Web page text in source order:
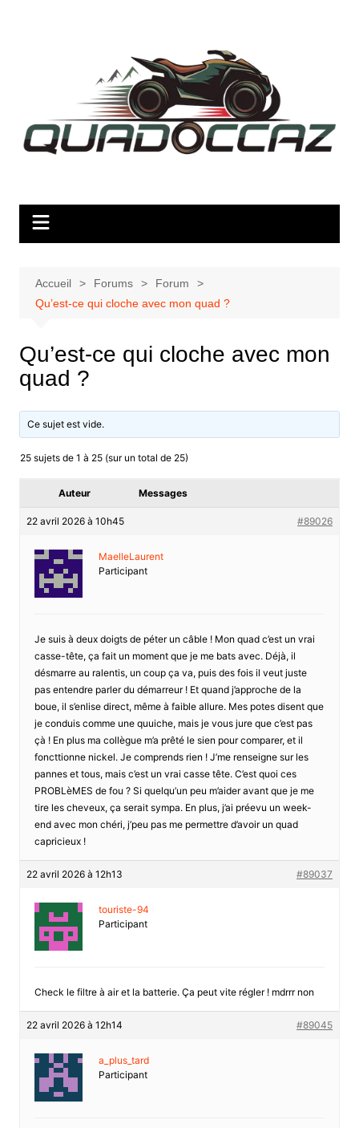
Accueil Forums
Forum
Qu’est-ce qui cloche avec mon quad ?
Qu’est-ce qui cloche avec mon
quad ?
Ce sujet est vide.
25 sujets de 1 à 25 (sur un total de 25)
Auteur Messages
22 avril 2026 à 10h45 #89026
MaelleLaurent
Participant
Je suis à deux doigts de péter un câble ! Mon quad c’est un vrai
casse-tête, ça fait un moment que je me bats avec. Déjà, il
désmarre au ralentis, un coup ça va, puis des fois il veut juste
pas entendre parler du démarreur ! Et quand j’approche de la
boue, il s’enlise direct, même à faible allure. Mes potes disent que
je conduis comme une quuiche, mais je vous jure que c’est pas
çà ! En plus ma collègue m’a prêté le sien pour comparer, et il
foncttionne nickel. Je comprends rien ! J’me renseigne sur les
pannes et tous, mais c’est un vrai casse tête. C’est quoi ces
PROBLèMES de fou ? Si quelqu’un peu m’aider avant que je me
tire les cheveux, ça serait sympa. En plus, j’ai préevu un week-
end avec mon chéri, j’peu pas me permettre d’avoir un quad
capricieux !
22 avril 2026 à 12h13 #89037
touriste-94
Participant
Check le filtre à air et la batterie. Ça peut vite régler ! mdrrr non
22 avril 2026 à 12h14 #89045
a_plus_tard
Participant